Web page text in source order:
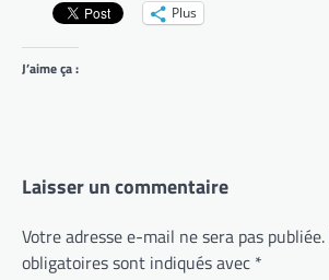
Plus
J’aime ça :
Laisser un commentaire
Votre adresse e-mail ne sera pas publiée.
obligatoires sont indiqués avec *